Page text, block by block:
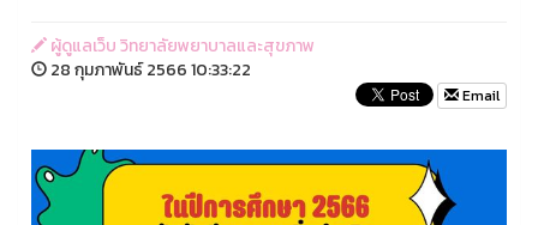
ผู้ดูแลเว็บ วิทยาลัยพยาบาลและสุขภาพ
28 กุมภาพันธ์ 2566 10:33:22
Email